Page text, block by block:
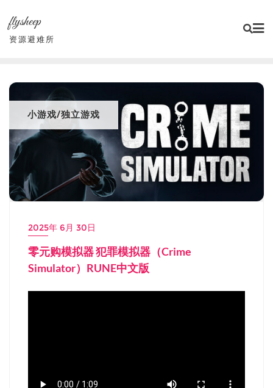
content
flysheep
资源避难所
小游戏/独立游戏
2025年 6月 30日
零元购模拟器 犯罪模拟器（Crime
Simulator）RUNE中文版